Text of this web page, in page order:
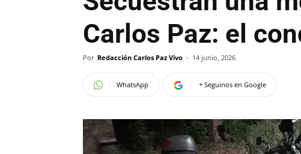
Carlos Paz: el
Por Redacción Carlos Paz Vivo - 14 junio, 2026
WhatsApp + Seguinos en Google